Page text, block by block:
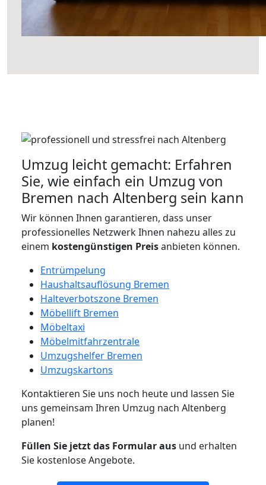
Umzug leicht gemacht: Erfahren
Sie, wie einfach ein Umzug von
Bremen nach Altenberg sein kann
Wir können Ihnen garantieren, dass unser
professionelles Netzwerk Ihnen nahezu alles zu
einem kostengünstigen Preisanbieten können.
Entrümpelung
Haushaltsauflösung Bremen
Halteverbotszone Bremen
Möbellift Bremen
Möbeltaxi
Möbelmitfahrzentrale
Umzugshelfer Bremen
Umzugskartons
Kontaktieren Sie uns noch heute und lassen Sie
uns gemeinsam Ihren Umzug nach Altenberg
planen!
Füllen Sie jetzt das Formular aus und erhalten
Sie kostenlose Angebote.